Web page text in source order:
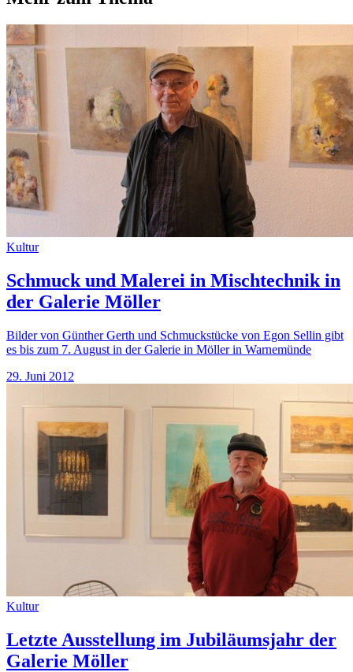
Kultur
Schmuck und Malerei in Mischtechnik in
der Galerie Möller
Bilder von Günther Gerth und Schmuckstücke von Egon Sellin gibt
es bis zum 7. August in der Galerie in Möller in Warnemünde
29. Juni 2012
Kultur
Letzte Ausstellung im Jubiläumsjahr der
Galerie Möller